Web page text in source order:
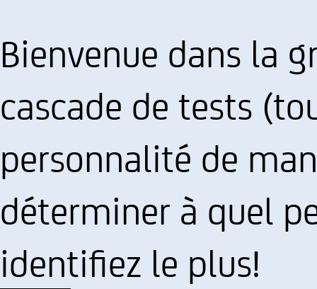
Bienvenue dans la
cascade de tests
personnalité de
déterminer à quel
identifiez le plus!